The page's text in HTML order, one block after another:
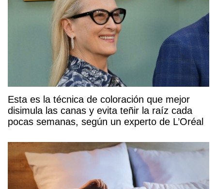
Esta es la técnica de coloración que mejor
disimula las canas y evita teñir la raíz cada
pocas semanas, según un experto de L’Oréal